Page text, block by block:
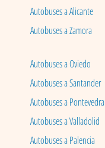
Autobuses a Alicante
Autobuses a Zamora
Autobuses a Oviedo
Autobuses a Santander
Autobuses a Pontevedra
Autobuses a Valladolid
Autobuses a Palencia